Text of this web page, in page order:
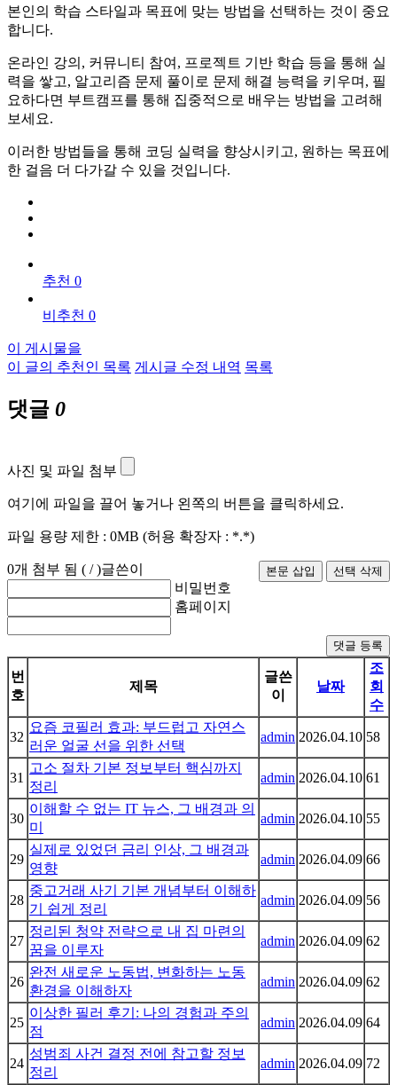
본인의 학습 스타일과 목표에 맞는 방법을 선택하는 것이 중요
합니다.
온라인 강의, 커뮤니티 참여, 프로젝트 기반 학습 등을 통해 실
력을 쌓고, 알고리즘 문제 풀이로 문제 해결 능력을 키우며, 필
요하다면 부트캠프를 통해 집중적으로 배우는 방법을 고려해
보세요.
이러한 방법들을 통해 코딩 실력을 향상시키고, 원하는 목표에
한 걸음 더 다가갈 수 있을 것입니다.
추천 0
비추천 0
이 게시물을
이 글의 추천인 목록 게시글 수정 내역 목록
댓글 0
사진 및 파일 첨부
여기에 파일을 끌어 놓거나 왼쪽의 버튼을 클릭하세요.
파일 용량 제한 : 0MB (허용 확장자 : *.*)
0개 첨부 됨 ( /)글쓴이
비밀번호
홈페이지
댓글 등록
번
호
제목
글쓴
이
날짜
조
회
수
32
요즘 코필러 효과: 부드럽고 자연스
러운 얼굴 선을 위한 선택
admin 2026.04.10 58
31
고소 절차 기본 정보부터 핵심까지
정리
admin 2026.04.10 61
30
이해할 수 없는 IT 뉴스, 그 배경과 의
미
admin 2026.04.10 55
29
실제로 있었던 금리 인상, 그 배경과
영향
admin 2026.04.09 66
28
중고거래 사기 기본 개념부터 이해하
기 쉽게 정리
admin 2026.04.09 56
27
정리된 청약 전략으로 내 집 마련의
꿈을 이루자
admin 2026.04.09 62
26
완전 새로운 노동법, 변화하는 노동
환경을 이해하자
admin 2026.04.09 62
25
이상한 필러 후기: 나의 경험과 주의
점
admin 2026.04.09 64
24
성범죄 사건 결정 전에 참고할 정보
정리
admin 2026.04.09 72